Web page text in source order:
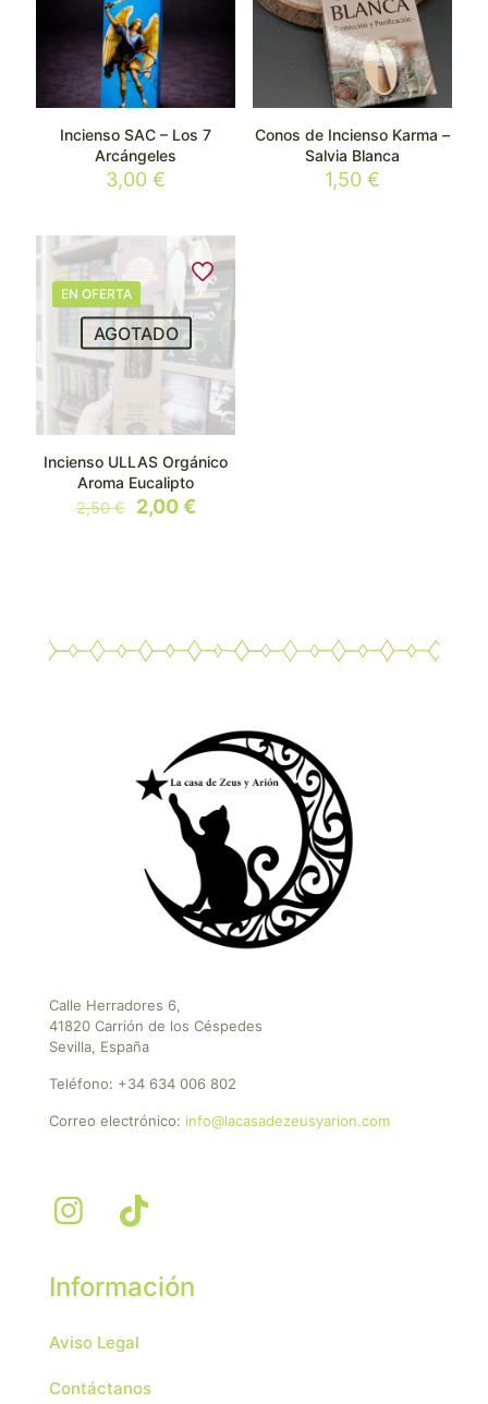
Incienso SAC – Los 7
Arcángeles
3,00€
Conos de Incienso Karma –
Salvia Blanca
1,50 €
EN OFERTA
AGOTADO
Incienso ULLAS Orgánico
Aroma Eucalipto
2,50€
El
2,00€El
Calle Herradores 6,
41820 Carrión de los Céspedes
Sevilla, España
Teléfono: +34 634 006 802
Correo electrónico: info@lacasadezeusyarion.com
Información
Aviso Legal
Contáctanos